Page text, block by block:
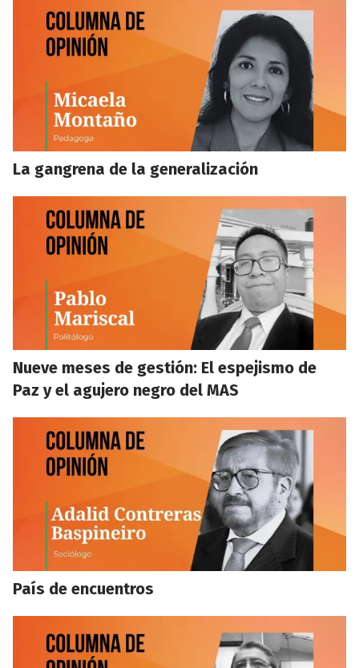
La gangrena de la generalización
Nueve meses de gestión: El espejismo de
Paz y el agujero negro del MAS
País de encuentros